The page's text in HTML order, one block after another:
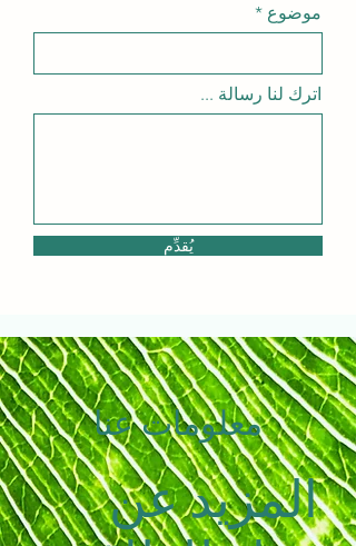
موضوع
اترك لنا رسالة ...
يُقدِّم
معلومات عنا
المزيد عن